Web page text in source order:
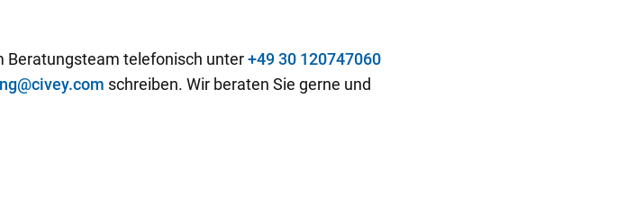
Beratungsteam telefonisch unter+49 30 120747060
schreiben. Wir beraten Sie gerne und